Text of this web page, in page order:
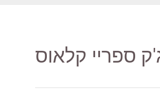
ספריי קלאוס